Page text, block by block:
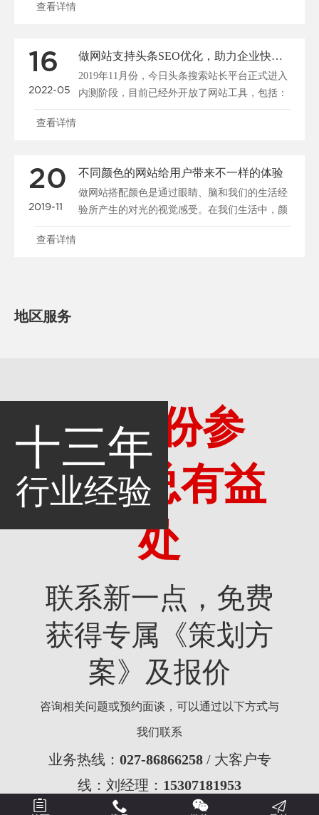
查看详情
16
2022-05
做网站支持头条SEO优化，助力企业快速布局移动端全网搜索
2019年11月份，今日头条搜索站长平台正式进入
内测阶段，目前已经外开放了网站工具，包括：
站点管理、......
查看详情
20
2019-11
不同颜色的网站给用户带来不一样的体验
做网站搭配颜色是通过眼睛、脑和我们的生活经
验所产生的对光的视觉感受。在我们生活中，颜
色和人的情绪是密......
查看详情
地区服务
十三年
行业经验
多一份参
考，总有益
处
联系新一点，免费
获得专属《策划方
案》及报价
咨询相关问题或预约面谈，可以通过以下方式与
我们联系
业务热线： 027-86866258/ 大客户专
线：刘经理： 15307181953

 